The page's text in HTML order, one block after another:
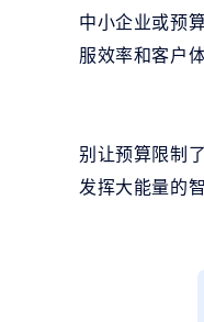
中小企业或预
服效率和客户
别让预算限制
发挥大能量的